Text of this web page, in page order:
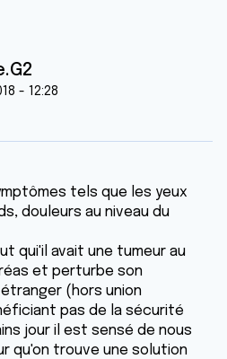
- 12:28
tels que les yeux
douleurs au niveau du
qui'il avait une tumeur au
et perturbe son
(hors union
pas de la sécurité
jour il est sensé de nous
qu'on trouve une solution